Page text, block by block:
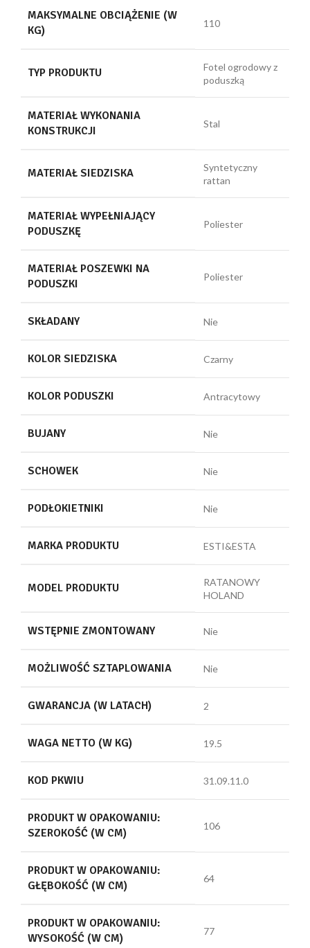
MAKSYMALNE OBCIĄŻENIE (W
KG)
110
TYP PRODUKTU
Fotel ogrodowy z
poduszką
MATERIAŁ WYKONANIA
KONSTRUKCJI
Stal
MATERIAŁ SIEDZISKA
Syntetyczny
rattan
MATERIAŁ WYPEŁNIAJĄCY
PODUSZKĘ
Poliester
MATERIAŁ POSZEWKI NA
PODUSZKI
Poliester
SKŁADANY Nie
KOLOR SIEDZISKA Czarny
KOLOR PODUSZKI Antracytowy
BUJANY Nie
SCHOWEK Nie
PODŁOKIETNIKI Nie
MARKA PRODUKTU ESTI&ESTA
MODEL PRODUKTU
RATANOWY
HOLAND
WSTĘPNIE ZMONTOWANY Nie
MOŻLIWOŚĆ SZTAPLOWANIA Nie
GWARANCJA (W LATACH) 2
WAGA NETTO (W KG) 19.5
KOD PKWIU 31.09.11.0
PRODUKT W OPAKOWANIU:
SZEROKOŚĆ (W CM)
106
PRODUKT W OPAKOWANIU:
GŁĘBOKOŚĆ (W CM)
64
PRODUKT W OPAKOWANIU:
WYSOKOŚĆ (W CM)
77